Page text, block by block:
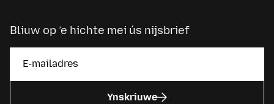
Bliuw op ’e hichte mei ús nijsbrief
Ynskriuwe